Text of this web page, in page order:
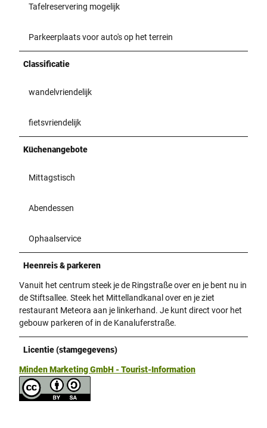
Tafelreservering mogelijk
Parkeerplaats voor auto's op het terrein
Classificatie
wandelvriendelijk
fietsvriendelijk
Küchenangebote
Mittagstisch
Abendessen
Ophaalservice
Heenreis & parkeren
Vanuit het centrum steek je de Ringstraße over en je bent nu in
de Stiftsallee. Steek het Mittellandkanal over en je ziet
restaurant Meteora aan je linkerhand. Je kunt direct voor het
gebouw parkeren of in de Kanaluferstraße.
Licentie (stamgegevens)
Minden Marketing GmbH - Tourist-Information